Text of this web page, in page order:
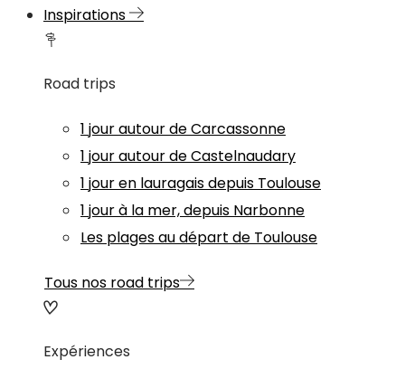
Inspirations
Road trips
1 jour autour de Carcassonne
1 jour autour de Castelnaudary
1 jour en lauragais depuis Toulouse
1 jour à la mer, depuis Narbonne
Les plages au départ de Toulouse
Tous nos road trips
Expériences